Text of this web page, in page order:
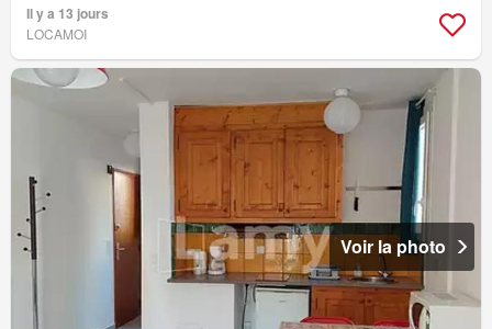
Il y a 13 jours
LOCAMOI
Voir la photo